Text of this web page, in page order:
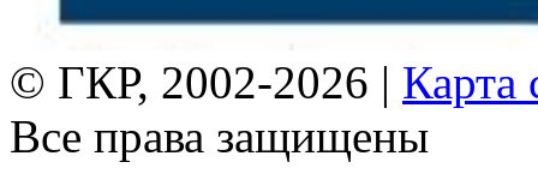
© ГКР, 2002-2026 | Карта
Все права защищены